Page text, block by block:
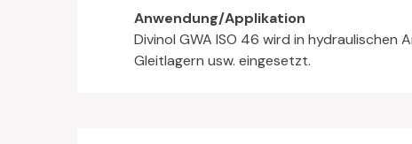
Anwendung/Applikation
Divinol GWA ISO 46 wird in hydraulischen
Gleitlagern usw. eingesetzt.